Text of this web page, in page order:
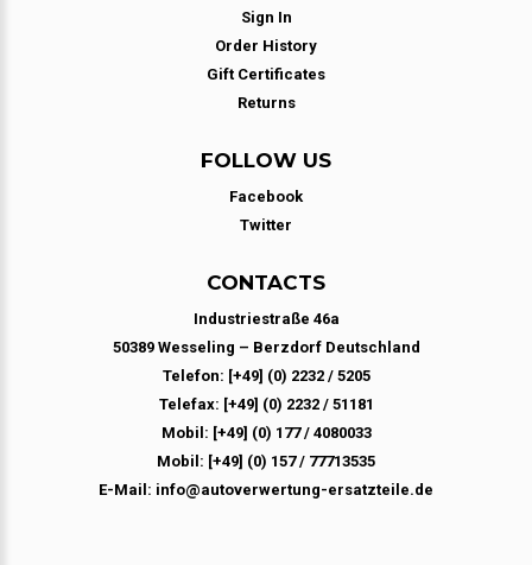
Sign In
Order History
Gift Certificates
Returns
FOLLOW US
Facebook
Twitter
CONTACTS
Industriestraße 46a
50389 Wesseling – Berzdorf Deutschland
Telefon: [+49] (0) 2232 / 5205
Telefax: [+49] (0) 2232 / 51181
Mobil: [+49] (0) 177 / 4080033
Mobil: [+49] (0) 157 / 77713535
E-Mail: info@autoverwertung-ersatzteile.de